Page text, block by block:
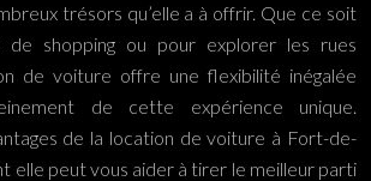
trésors qu’elle a à offrir. Que ce soit
de shopping ou pour explorer les rues
de voiture offre une flexibilité inégalée
de cette expérience unique.
de la location de voiture à Fort-de-
elle peut vous aider à tirer le meilleur parti